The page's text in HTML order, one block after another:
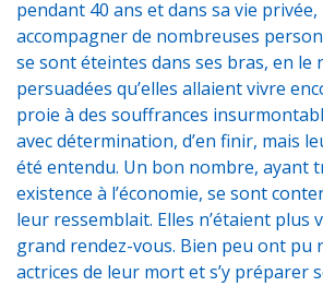
pendant 40 ans et dans sa vie privée,
accompagner de nombreuses
se sont éteintes dans ses bras, en le
persuadées qu’elles allaient vivre
proie à des souffrances
avec détermination, d’en finir, mais
été entendu. Un bon nombre, ayant
existence à l’économie, se sont
leur ressemblait. Elles n’étaient plus
grand rendez-vous. Bien peu ont pu
actrices de leur mort et s’y préparer